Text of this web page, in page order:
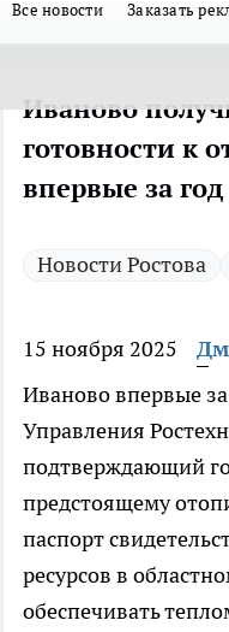
Все новости Заказать
Иваново
готовности к
впервые за год
Новости Ростова
15 ноября 2025
Иваново впервые
Управления
подтверждающий
предстоящему
паспорт
ресурсов в
обеспечивать